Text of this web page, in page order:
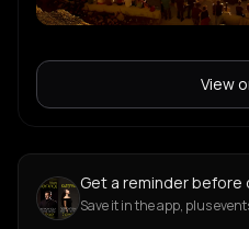
View
Get a reminder before
Save it in the app, plus